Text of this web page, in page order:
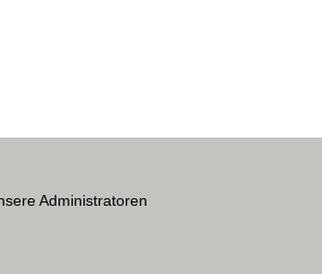
Administratoren